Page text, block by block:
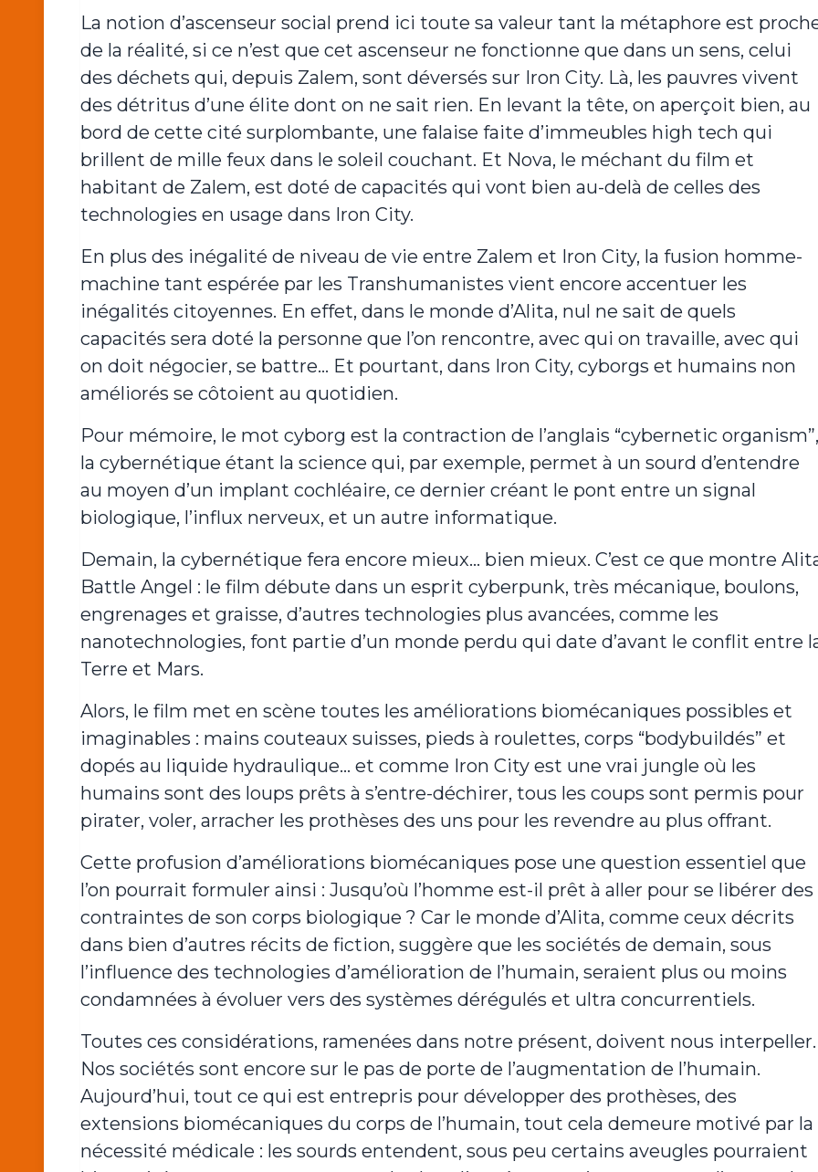
La notion d’ascenseur social prend ici toute sa valeur tant la métaphore est
de la réalité, si ce n’est que cet ascenseur ne fonctionne que dans un sens, celui
des déchets qui, depuis Zalem, sont déversés sur Iron City. Là, les pauvres vivent
des détritus d’une élite dont on ne sait rien. En levant la tête, on aperçoit bien, au
bord de cette cité surplombante, une falaise faite d’immeubles high tech qui
brillent de mille feux dans le soleil couchant. Et Nova, le méchant du film et
habitant de Zalem, est doté de capacités qui vont bien au-delà de celles des
technologies en usage dans Iron City.
En plus des inégalité de niveau de vie entre Zalem et Iron City, la fusion homme-
machine tant espérée par les Transhumanistes vient encore accentuer les
inégalités citoyennes. En effet, dans le monde d’Alita, nul ne sait de quels
capacités sera doté la personne que l’on rencontre, avec qui on travaille, avec qui
on doit négocier, se battre… Et pourtant, dans Iron City, cyborgs et humains non
améliorés se côtoient au quotidien.
Pour mémoire, le mot cyborg est la contraction de l’anglais “cybernetic organism”,
la cybernétique étant la science qui, par exemple, permet à un sourd d’entendre
au moyen d’un implant cochléaire, ce dernier créant le pont entre un signal
biologique, l’influx nerveux, et un autre informatique.
Demain, la cybernétique fera encore mieux… bien mieux. C’est ce que montre
Battle Angel : le film débute dans un esprit cyberpunk, très mécanique, boulons,
engrenages et graisse, d’autres technologies plus avancées, comme les
nanotechnologies, font partie d’un monde perdu qui date d’avant le conflit entre
Terre et Mars.
Alors, le film met en scène toutes les améliorations biomécaniques possibles et
imaginables : mains couteaux suisses, pieds à roulettes, corps “bodybuildés” et
dopés au liquide hydraulique… et comme Iron City est une vrai jungle où les
humains sont des loups prêts à s’entre-déchirer, tous les coups sont permis pour
pirater, voler, arracher les prothèses des uns pour les revendre au plus offrant.
Cette profusion d’améliorations biomécaniques pose une question essentiel que
l’on pourrait formuler ainsi : Jusqu’où l’homme est-il prêt à aller pour se libérer des
contraintes de son corps biologique ? Car le monde d’Alita, comme ceux décrits
dans bien d’autres récits de fiction, suggère que les sociétés de demain, sous
l’influence des technologies d’amélioration de l’humain, seraient plus ou moins
condamnées à évoluer vers des systèmes dérégulés et ultra concurrentiels.
Toutes ces considérations, ramenées dans notre présent, doivent nous interpeller.
Nos sociétés sont encore sur le pas de porte de l’augmentation de l’humain.
Aujourd’hui, tout ce qui est entrepris pour développer des prothèses, des
extensions biomécaniques du corps de l’humain, tout cela demeure motivé par la
nécessité médicale : les sourds entendent, sous peu certains aveugles pourraient